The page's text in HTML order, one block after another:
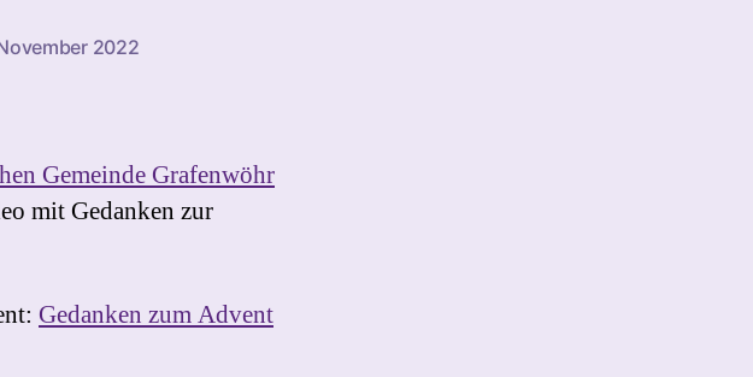
2022
Gemeinde Grafenwöhr
mit Gedanken zur
Gedanken zum Advent